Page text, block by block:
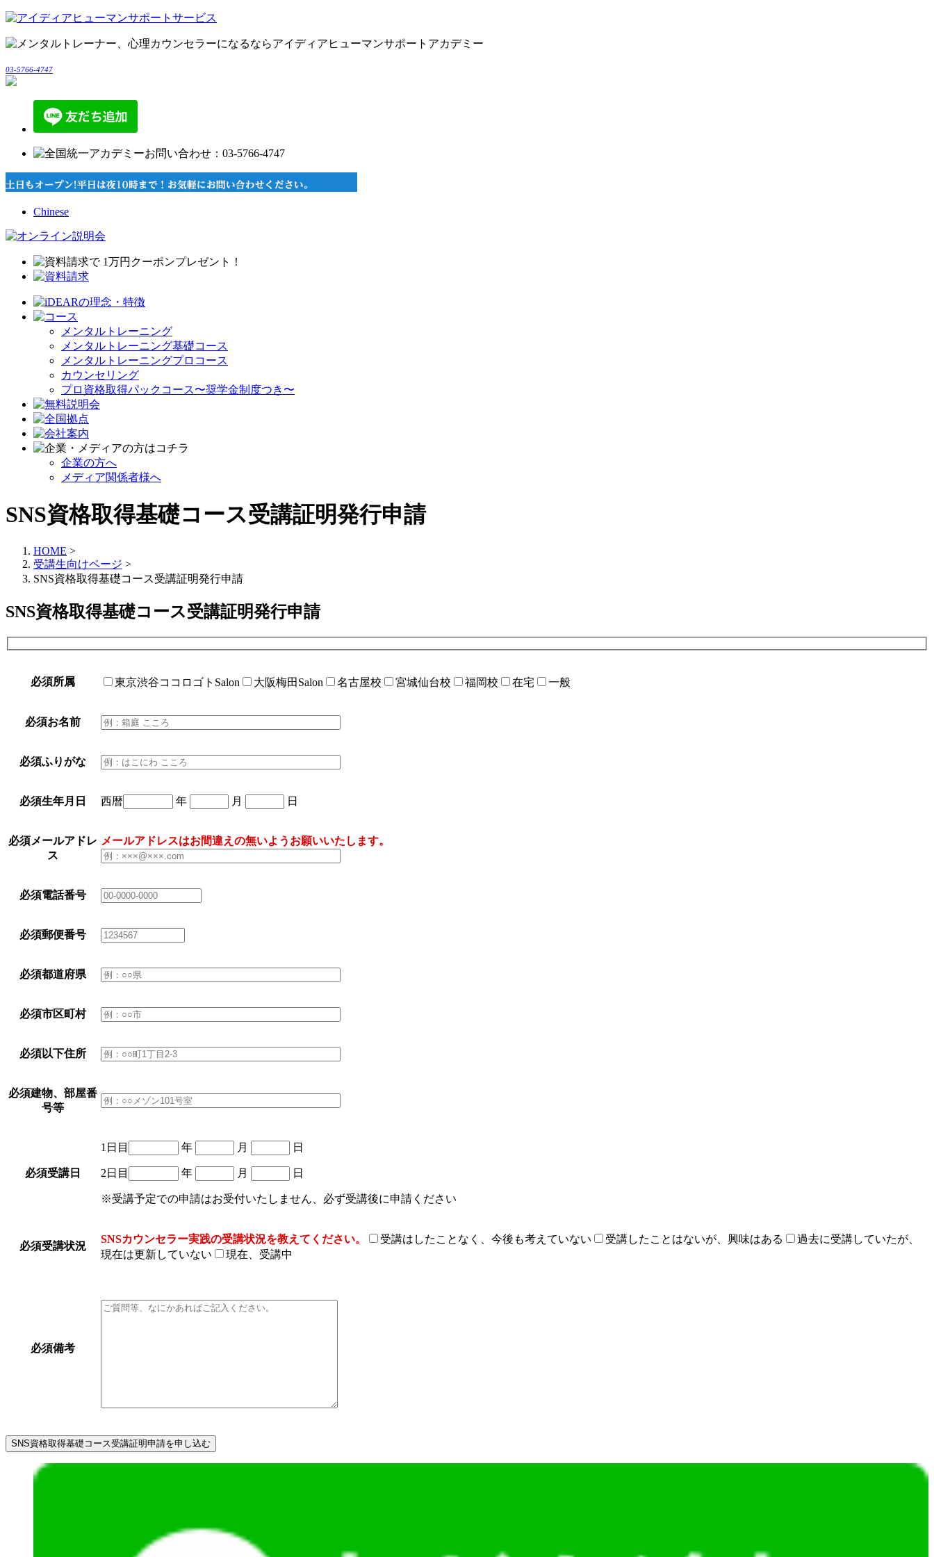
03-5766-4747
Chinese
メンタルトレーニング
メンタルトレーニング基礎コース
メンタルトレーニングプロコース
カウンセリング
プロ資格取得パックコース〜奨学金制度つき〜
企業の方へ
メディア関係者様へ
SNS資格取得基礎コース受講証明発行申請
HOME >
受講生向けページ >
SNS資格取得基礎コース受講証明発行申請
SNS資格取得基礎コース受講証明発行申請
必須所属 東京渋谷ココロゴトSalon 大阪梅田Salon 名古屋校 宮城仙台校 福岡校 在宅 一般
必須お名前
必須ふりがな
必須生年月日 西暦 年 月 日
必須メールアドレ
ス
メールアドレスはお間違えの無いようお願いいたします。
必須電話番号
必須郵便番号
必須都道府県
必須市区町村
必須以下住所
必須建物、部屋番
号等
必須受講日
1日目 年 月 日
2日目 年 月 日
※受講予定での申請はお受付いたしません、必ず受講後に申請ください
必須受講状況
SNSカウンセラー実践の受講状況を教えてください。 受講はしたことなく、今後も考えていない 受講したことはないが、興味はある
過去に受講していたが、
現在は更新していない
現在、受講中
必須備考